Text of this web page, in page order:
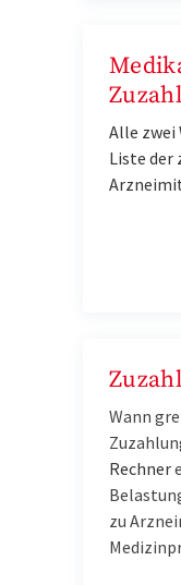
Alle zwei
Liste der
Wann
Rechnere
zu